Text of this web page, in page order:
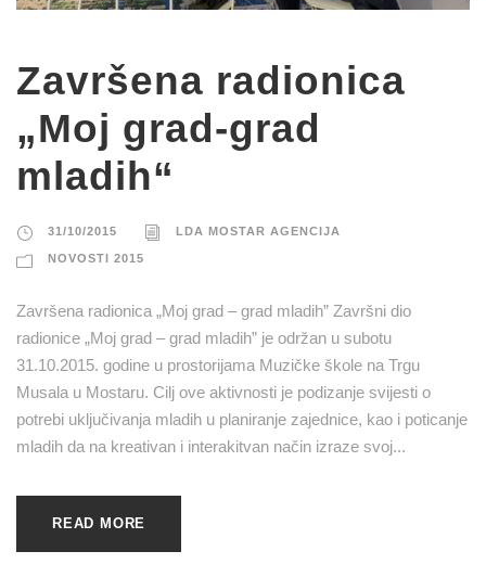
Završena radionica
„Moj grad-grad
mladih“
31/10/2015 LDA MOSTAR AGENCIJA
NOVOSTI 2015
Završena radionica „Moj grad – grad mladih” Završni dio
radionice „Moj grad – grad mladih” je održan u subotu
31.10.2015. godine u prostorijama Muzičke škole na Trgu
Musala u Mostaru. Cilj ove aktivnosti je podizanje svijesti o
potrebi uključivanja mladih u planiranje zajednice, kao i poticanje
mladih da na kreativan i interakitvan način izraze svoj...
READ MORE